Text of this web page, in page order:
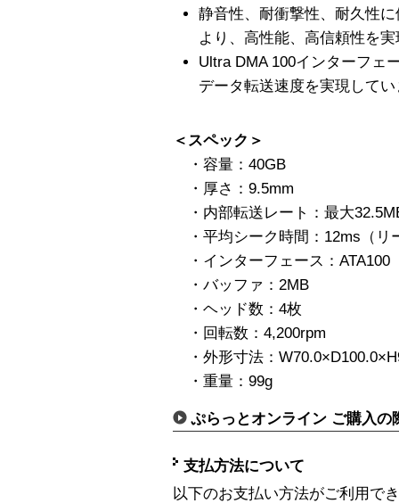
静音性、耐衝撃性、耐久性
より、高性能、高信頼性を
Ultra DMA 100インターフェ
データ転送速度を実現して
＜スペック＞
・容量：40GB
・厚さ：9.5mm
・内部転送レート：最大
・平均シーク時間：12ms（リ
・インターフェース：ATA100
・バッファ：2MB
・ヘッド数：4枚
・回転数：4,200rpm
・外形寸法：
・重量：99g
ぷらっとオンライン ご購入の
支払方法について
以下のお支払い方法がご利用で